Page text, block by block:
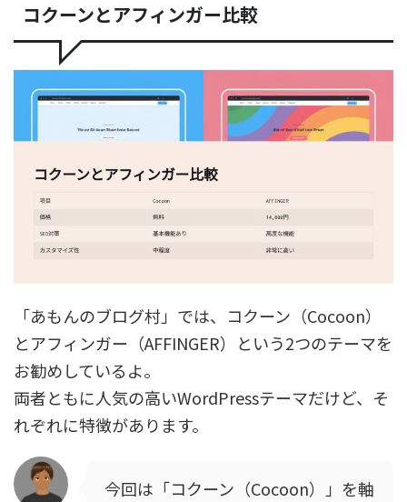
コクーンとアフィンガー比較
「あもんのブログ村」では、コクーン（Cocoon）
とアフィンガー（AFFINGER）という2つのテーマを
お勧めしているよ。
両者ともに人気の高いWordPressテーマだけど、そ
れぞれに特徴があります。
今回は「コクーン（Cocoon）」を軸